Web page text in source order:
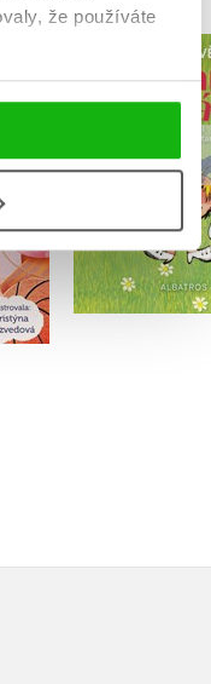
že používáte
Zdeněk
Do